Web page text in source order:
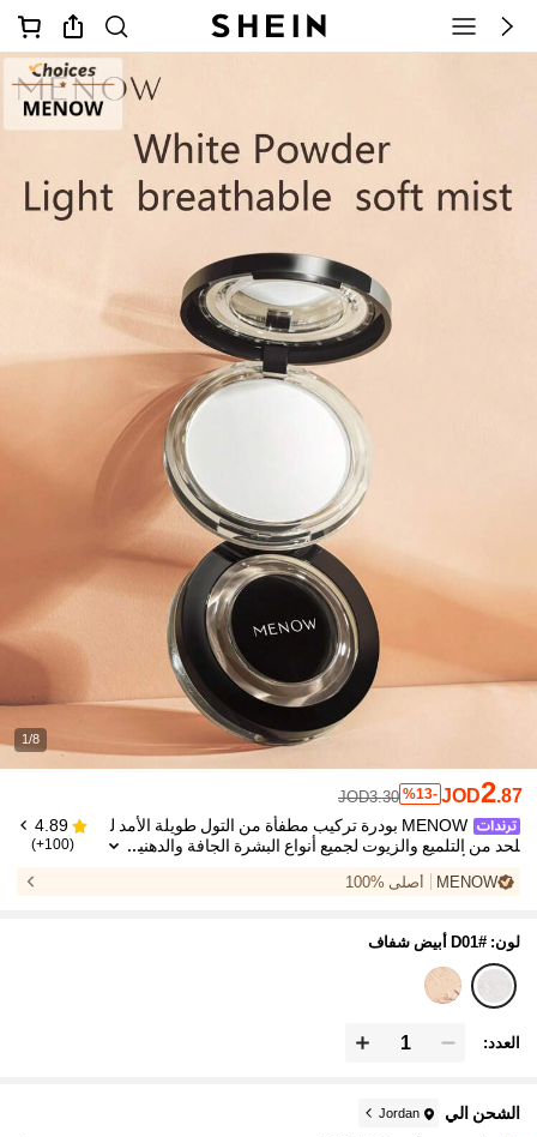
1/8
JOD2.87
%13-
JOD3.30
MENOW بودرة تركيب مطفأة من التول طويلة الأمد ل
لحد من التلميع والزيوت لجميع أنواع البشرة الجافة والدهني
4.89
(100+)
MENOW أصلي %100
لون: #D01 أبيض شفاف
العدد:
الشحن الي Jordan